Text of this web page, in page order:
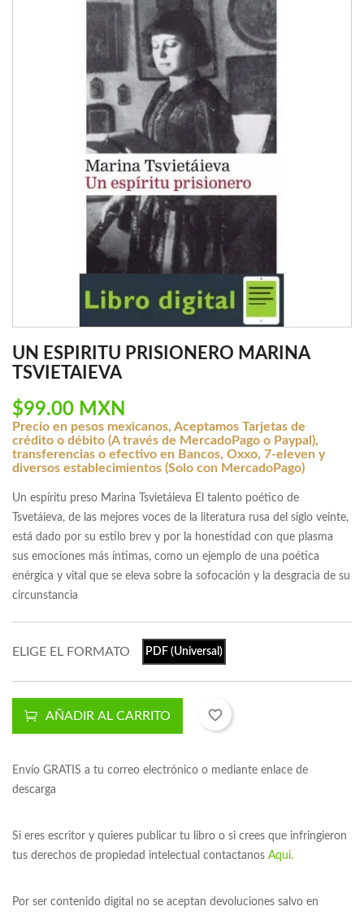
UN ESPIRITU PRISIONERO MARINA
TSVIETAIEVA
$99.00 MXN
Precio en pesos mexicanos, Aceptamos Tarjetas de
crédito o débito (A través de MercadoPago o Paypal),
transferencias o efectivo en Bancos, Oxxo, 7-eleven y
diversos establecimientos (Solo con MercadoPago)
Un espíritu preso Marina Tsvietáieva El talento poético de
Tsvetáieva, de las mejores voces de la literatura rusa del siglo veinte,
está dado por su estilo brev y por la honestidad con que plasma
sus emociones más íntimas, como un ejemplo de una poética
enérgica y vital que se eleva sobre la sofocación y la desgracia de su
circunstancia
ELIGE EL FORMATO PDF (Universal)
AÑADIR AL CARRITO favorite_border
Envío GRATIS a tu correo electrónico o mediante enlace de
descarga
Si eres escritor y quieres publicar tu libro o si crees que infringieron
tus derechos de propiedad intelectual contactanos Aqui.
Por ser contenido digital no se aceptan devoluciones salvo en